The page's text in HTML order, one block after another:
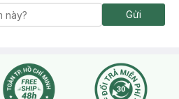
Gửi